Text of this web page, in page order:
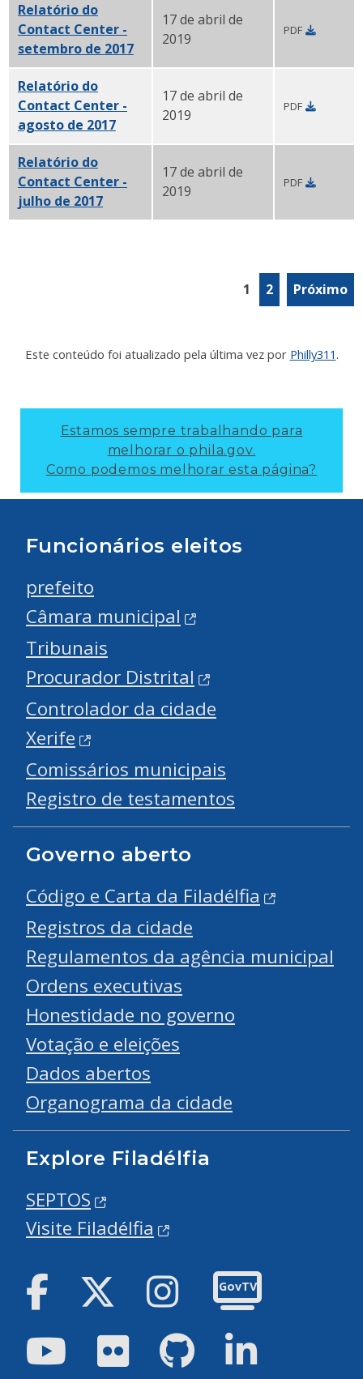
Relatório do
Contact Center -
setembro de 2017PDF
17 de abril de
2019
PDF
Relatório do
Contact Center -
agosto de 2017PDF
17 de abril de
2019
PDF
Relatório do
Contact Center -
julho de 2017PDF
17 de abril de
2019
PDF
1 2 Próximo
Este conteúdo foi atualizado pela última vez por Philly311.
Estamos sempre trabalhando para
melhorar o phila.gov.
Como podemos melhorar esta página?
Funcionários eleitos
prefeito
Câmara municipal
Tribunais
Procurador Distrital
Controlador da cidade
Xerife
Comissários municipais
Registro de testamentos
Governo aberto
Código e Carta da Filadélfia
Registros da cidade
Regulamentos da agência municipal
Ordens executivas
Honestidade no governo
Votação e eleições
Dados abertos
Organograma da cidade
Explore Filadélfia
SEPTOS
Visite Filadélfia
Facebook Twitter Instagram
GovTV
YoutubeFlickr GitHub